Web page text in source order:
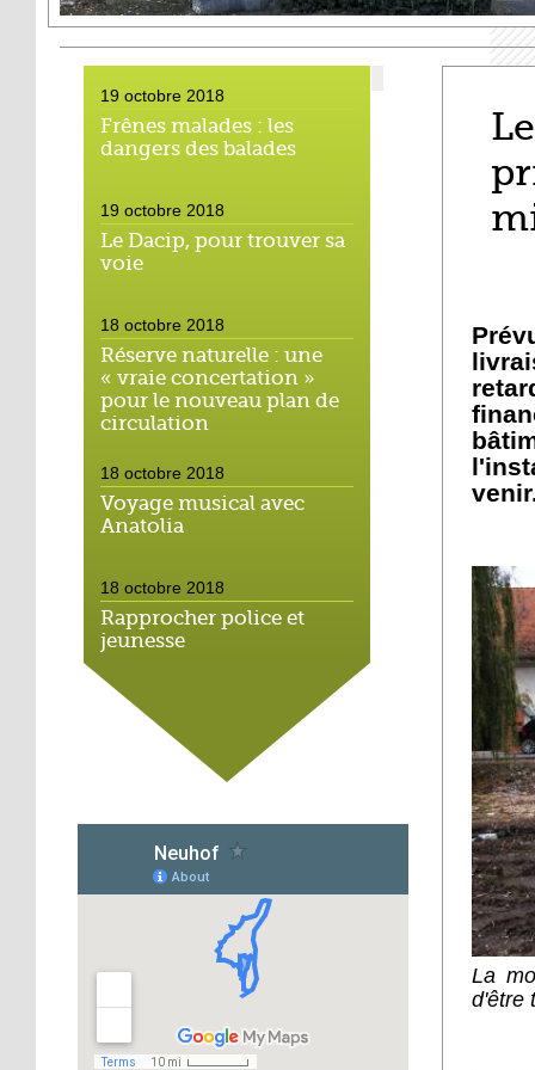
19 octobre 2018
Frênes malades : les
dangers des balades
19 octobre 2018
Le Dacip, pour trouver sa
voie
18 octobre 2018
Réserve naturelle : une
« vraie concertation »
pour le nouveau plan de
circulation
18 octobre 2018
Voyage musical avec
Anatolia
18 octobre 2018
Rapprocher police et
jeunesse
18 octobre 2018
Un jardin face aux
obstacles
Jouer à Fifa à la
médiathèque
16 octobre 2018
«Chacun me propose un
autofinancement là, ce
qui vous vient !»
16 octobre 2018
La
d'être